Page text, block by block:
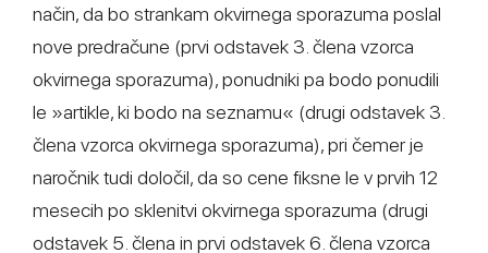
način, da bo strankam okvirnega sporazuma poslal
nove predračune (prvi odstavek 3. člena vzorca
okvirnega sporazuma), ponudniki pa bodo ponudili
le »artikle, ki bodo na seznamu« (drugi odstavek 3.
člena vzorca okvirnega sporazuma), pri čemer je
naročnik tudi določil, da so cene fiksne le v prvih 12
mesecih po sklenitvi okvirnega sporazuma (drugi
odstavek 5. člena in prvi odstavek 6. člena vzorca